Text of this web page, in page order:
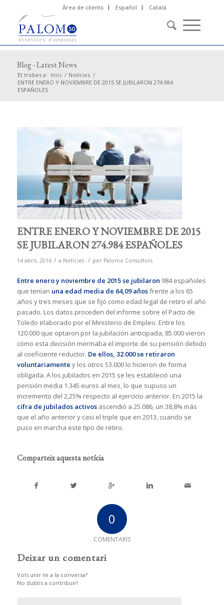
Àrea de clients Español Català
Blog - Latest News
Et trobes a: Inici / Notícies /
ENTRE ENERO Y NOVIEMBRE DE 2015 SE JUBILARON 274.984
ESPAÑOLES
ENTRE ENERO Y NOVIEMBRE DE 2015
SE JUBILARON 274.984 ESPAÑOLES
14 abril, 2016 / a Notícies / per Palomo Consultors
Entre enero y noviembre de 2015 se jubilaron 984 españoles
que tenían una edad media de 64,09 añosfrente a los 65
años y tres meses que se fijó como edad legal de retiro el año
pasado. Los datos proceden del informe sobre el Pacto de
Toledo elaborado por el Ministerio de Empleo. Entre los
120.000 que optaron por la jubilación anticipada, 85.000 vieron
cómo esta decisión mermaba el importe de su pensión debido
al coeficiente reductor. De ellos, 32.000 se retiraron
voluntariamente y los otros 53.000 lo hicieron de forma
obligada. A los jubilados en 2015 se les estableció una
pensión media 1.345 euros al mes, lo que supuso un
incremento del 2,25% respecto al ejercicio anterior. En 2015 la
cifra de jubilados activosascendió a 25.086, un 38,8% más
que el año anterior y casi el triple que en 2013, cuando se
puso en marcha este tipo de retiro.
Comparteix aquesta notícia
0
COMENTARIS
Deixar un comentari
Vols unir-te a la conversa?
No dubtis a contribuir!